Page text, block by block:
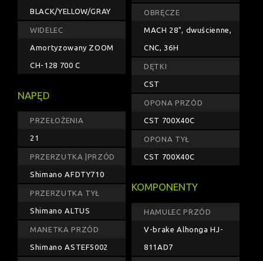
BLACK/YELLOW/GRAY
WIDELEC
Amortyzowany ZOOM
CH-128 700 C
NAPĘD
PRZEŁOŻENIA
21
PRZERZUTKA |PRZÓD
Shimano AFDTY710
PRZERZUTKA TYŁ
Shimano ALTUS
MANETKA PRZÓD
Shimano ASTEF5002
OBRĘCZE
MACH 28", dwuścienne,
CNC, 36H
DĘTKI
CST
OPONA PRZÓD
CST 700X40C
OPONA TYŁ
CST 700X40C
KOMPONENTY
HAMULEC PRZÓD
V-brake Alhonga HJ-
811AD7